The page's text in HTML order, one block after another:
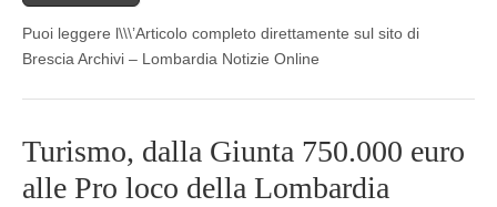
Puoi leggere l\\\’Articolo completo direttamente sul sito di
Brescia Archivi – Lombardia Notizie Online
Turismo, dalla Giunta 750.000 euro
alle Pro loco della Lombardia